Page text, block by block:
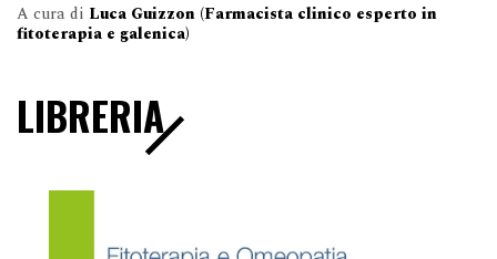
A cura di Luca Guizzon (Farmacista clinico esperto in
fitoterapia e galenica)
LIBRERIA